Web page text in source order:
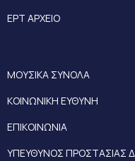
ΕΡΤ ΑΡΧΕΙΟ
ΜΟΥΣΙΚΑ ΣΥΝΟΛΑ
ΚΟΙΝΩΝΙΚΗ ΕΥΘΥΝΗ
ΕΠΙΚΟΙΝΩΝΙΑ
ΥΠΕΥΘΥΝΟΣ ΠΡΟΣΤΑΣΙΑΣ